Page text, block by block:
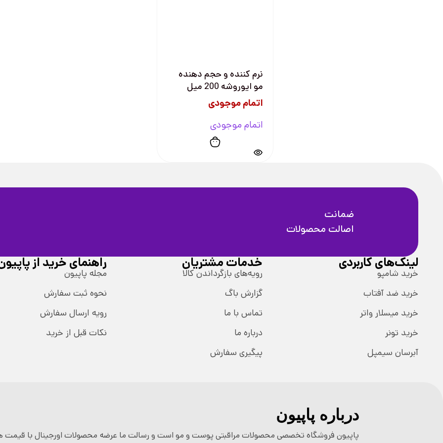
نرم كننده و حجم دهنده
مو ايوروشه 200 ميل
اتمام موجودی
اتمام موجودی
ضمانت
اصالت محصولات
لینک‌های کاربردی
خرید شامپو
خرید ضد آفتاب
خرید میسلار واتر
خرید تونر
آبرسان سیمپل
خدمات مشتریان
رویه‌های بازگرداندن کالا
گزارش باگ
تماس با ما
درباره ما
پیگیری سفارش
راهنمای خرید از
مجله پاپیون
نحوه ثبت سفارش
رویه ارسال سفارش
نکات قبل از خرید
درباره پاپیون
پاپیون فروشگاه تخصصی محصولات مراقبتی پوست و مو است و رسالت ما عرضه محصولات اورجینال با قیمت